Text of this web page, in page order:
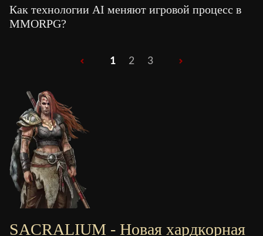
Как технологии AI меняют игровой процесс в
MMORPG?
1 2 3
SACRALIUM - Новая хардкорная